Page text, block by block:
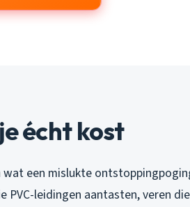
écht kost
een mislukte
PVC-leidingen aantasten, veren